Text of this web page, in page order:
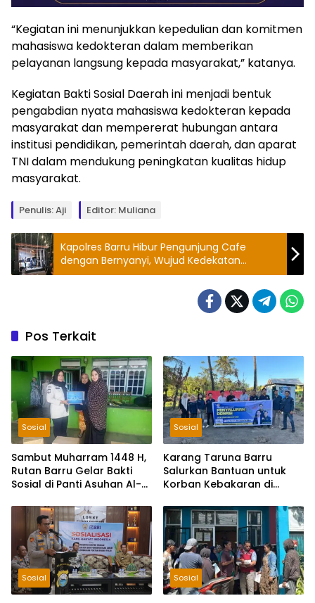
“Kegiatan ini menunjukkan kepedulian dan komitmen
mahasiswa kedokteran dalam memberikan
pelayanan langsung kepada masyarakat,” katanya.
Kegiatan Bakti Sosial Daerah ini menjadi bentuk
pengabdian nyata mahasiswa kedokteran kepada
masyarakat dan mempererat hubungan antara
institusi pendidikan, pemerintah daerah, dan aparat
TNI dalam mendukung peningkatan kualitas hidup
masyarakat.
Penulis: Aji Editor: Muliana
Kapolres Barru Hibur Pengunjung Cafe
dengan Bernyanyi, Wujud Kedekatan
dengan Masyarakat
Pos Terkait
Sosial
Sambut Muharram 1448 H,
Rutan Barru Gelar Bakti
Sosial di Panti Asuhan Al-
Sosial
Karang Taruna Barru
Salurkan Bantuan untuk
Korban Kebakaran di
Rp2 Juta
Sosial Sosial